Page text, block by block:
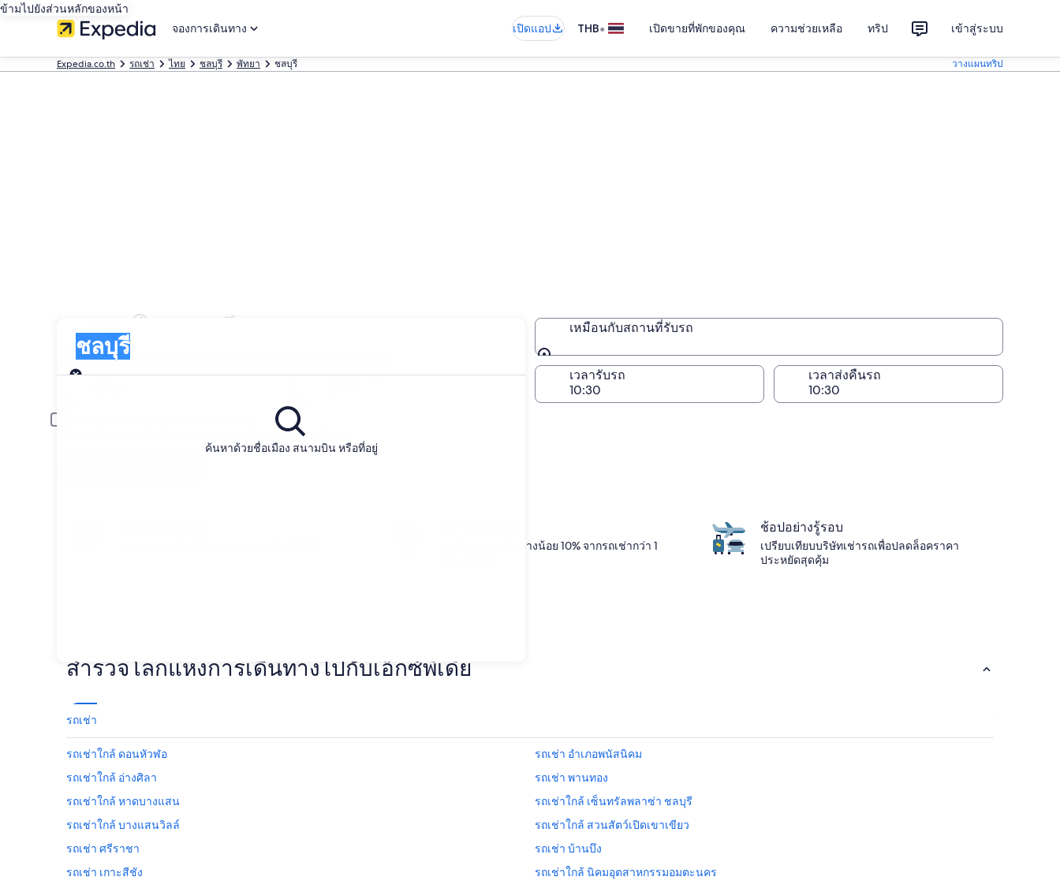
ข้ามไปยังส่วนหลักของหน้า
จองการเดินทาง
เปิดแอป THB• เปิดขายที่พักของคุณ ความช่วยเหลือ ทริป เข้าสู่ระบบ
Expedia.co.th รถเช่า ไทย ชลบุรี พัทยา ชลบุรี วางแผนทริป
เช่ารถในชลบุรี
ค้นหาและเปรียบเทียบจาก บริษัท รถยนต์ใน ชลบุรี
ค้นหาด้วยชื่อเมือง สนามบิน หรือที่อยู่
ชลบุรี
รับรถ
เหมือนกับสถานที่รับรถ
เหมือนกับสถานที่รับรถ
วันรับรถ
วันส่งคืนรถ
เวลารับรถ เวลาส่งคืนรถ
ผู้ขับรถที่มีอายุน้อยหรือเป็นผู้สูงอายุอาจจะต้องเสียค่าธรรมเนียมเพิ่มเติม
สมาชิกประหยัดอย่างน้อย 10% จากรถเช่ากว่า 1
ช้อปอย่างรู้รอบ
เปรียบเทียบบริษัทเช่ารถเพื่อปลดล็อคราคา
ประหยัดสุดคุ้ม
สำรวจโลกแห่งการเดินทางไปกับเอ็กซ์พีเดีย
รถเช่า
รถเช่าใกล้ ดอนหัวฬอ
รถเช่า อําเภอพนัสนิคม
รถเช่าใกล้ อ่างศิลา
รถเช่า พานทอง
รถเช่าใกล้ หาดบางแสน
รถเช่าใกล้ เซ็นทรัลพลาซ่า ชลบุรี
รถเช่าใกล้ บางแสนวิลล์
รถเช่าใกล้ สวนสัตว์เปิดเขาเขียว
รถเช่า ศรีราชา
รถเช่า บ้านบึง
รถเช่า เกาะสีชัง
รถเช่าใกล้ นิคมอุตสาหกรรมอมตะนคร